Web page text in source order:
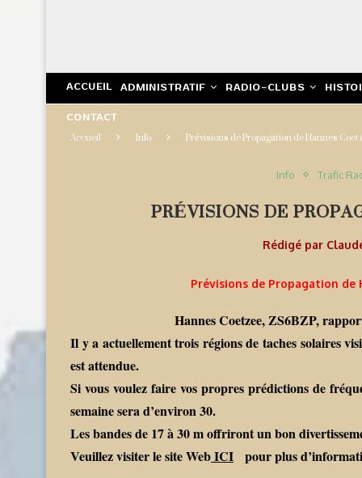
ACCUEIL ADMINISTRATIF RADIO-CLUBS
CONTACT
Accueil Info Prévisions de Propagation de Hannes
Info Trafic
PRÉVISIONS DE
Rédigé par
Prévisions de Propagation de
Hannes Coetzee, ZS6BZP,
Il y a actuellement trois régions de taches solaires
est attendue.
Si vous voulez faire vos propres prédictions de
semaine sera d’environ 30.
Les bandes de 17 à 30 m offriront un bon
Veuillez visiter le site WebICI pour plus